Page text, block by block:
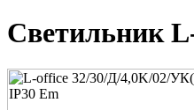
Светильник